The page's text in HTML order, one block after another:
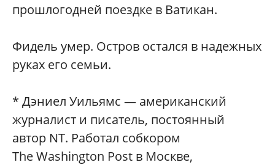
прошлогодней поездке в Ватикан.
Фидель умер. Остров остался в надежных
руках его семьи.
* Дэниел Уильямс — американский
журналист и писатель, постоянный
автор NT. Работал собкором
The Washington Post в Москве,